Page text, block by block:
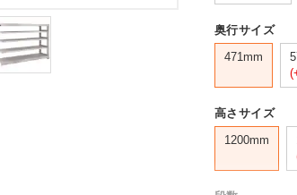
奥行サイズ
471mm
高さサイズ
1200mm